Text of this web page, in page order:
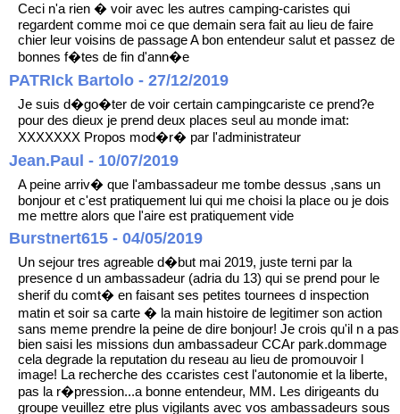
Ceci n'a rien � voir avec les autres camping-caristes qui
regardent comme moi ce que demain sera fait au lieu de faire
chier leur voisins de passage A bon entendeur salut et passez de
bonnes f�tes de fin d'ann�e
PATRIck Bartolo - 27/12/2019
Je suis d�go�ter de voir certain campingcariste ce prend?e
pour des dieux je prend deux places seul au monde imat:
XXXXXXX Propos mod�r� par l'administrateur
Jean.Paul - 10/07/2019
A peine arriv� que l'ambassadeur me tombe dessus ,sans un
bonjour et c'est pratiquement lui qui me choisi la place ou je dois
me mettre alors que l'aire est pratiquement vide
Burstnert615 - 04/05/2019
Un sejour tres agreable d�but mai 2019, juste terni par la
presence d un ambassadeur (adria du 13) qui se prend pour le
sherif du comt� en faisant ses petites tournees d inspection
matin et soir sa carte � la main histoire de legitimer son action
sans meme prendre la peine de dire bonjour! Je crois qu'il n a pas
bien saisi les missions dun ambassadeur CCAr park.dommage
cela degrade la reputation du reseau au lieu de promouvoir l
image! La recherche des ccaristes cest l'autonomie et la liberte,
pas la r�pression...a bonne entendeur, MM. Les dirigeants du
groupe veuillez etre plus vigilants avec vos ambassadeurs sous